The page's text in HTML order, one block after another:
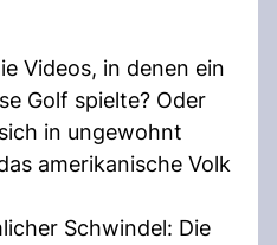
Videos, in denen ein
Golf spielte? Oder
in ungewohnt
amerikanische Volk
Schwindel: Die